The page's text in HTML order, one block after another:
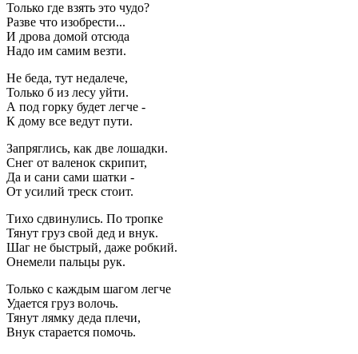
Только где взять это чудо?
Разве что изобрести...
И дрова домой отсюда
Надо им самим везти.
Не беда, тут недалече,
Только б из лесу уйти.
А под горку будет легче -
К дому все ведут пути.
Запряглись, как две лошадки.
Снег от валенок скрипит,
Да и сани сами шатки -
От усилий треск стоит.
Тихо сдвинулись. По тропке
Тянут груз свой дед и внук.
Шаг не быстрый, даже робкий.
Онемели пальцы рук.
Только с каждым шагом легче
Удается груз волочь.
Тянут лямку деда плечи,
Внук старается помочь.